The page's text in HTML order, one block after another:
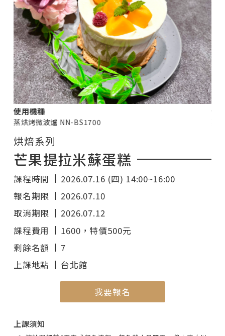
使用機種
蒸烘烤微波爐 NN-BS1700
烘焙系列
芒果提拉米蘇蛋糕
課程時間
2026.07.16 (四) 14:00~16:00
報名期限
2026.07.10
取消期限
2026.07.12
課程費用
1600 ，特價500元
剩餘名額
7
上課地點
台北館
我要報名
上課須知